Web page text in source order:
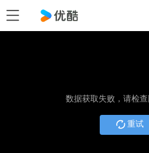
数据获取失败，请检
重试